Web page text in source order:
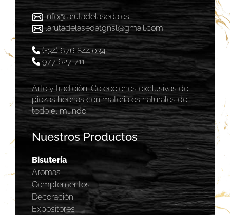
info@larutadelaseda.es
larutadelasedatgnsl@gmail.com
(+34) 676 844 034
977 627 711
Arte y tradición. Colecciones exclusivas de
piezas hechas con materiales naturales de
todo el mundo.
Nuestros Productos
Bisutería
Aromas
Complementos
Decoración
Expositores